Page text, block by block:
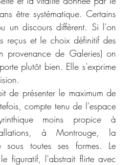
être systématique. Certains
un discours diffèrent. Si l'on
reçus et le choix définitif des
provenance de Galeries) on
plutôt bien. Elle s'exprime
de présenter le maximum de
compte tenu de l'espace
moins propice à
à Montrouge, la
sous toutes ses formes. Le
figuratif, l'abstrait flirte avec